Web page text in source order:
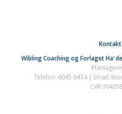
Kontakt
Wibling Coaching og Forlaget Ha’
Telefon: 6045 0474 | Email:
CVR